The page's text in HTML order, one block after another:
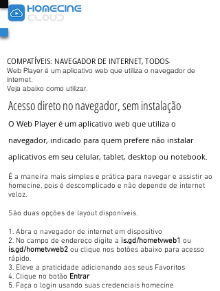
COMPATÍVEIS: NAVEGADOR DE INTERNET, TODOS-
Web Player é um aplicativo web que utiliza o navegador de
internet.
Veja abaixo como utilizar.
Acesso direto no navegador, sem instalação
O Web Player é um aplicativo web que utiliza o
navegador, indicado para quem prefere não instalar
aplicativos em seu celular, tablet, desktop ou notebook.
É a maneira mais simples e prática para navegar e assistir ao
homecine, pois é descomplicado e não depende de internet
veloz.
São duas opções de layout disponíveis.
1. Abra o navegador de internet em dispositivo
2. No campo de endereço digite a is.gd/hometvweb1 ou
is.gd/hometvweb2 ou clique nos botões abaixo para acesso
rápido.
3. Eleve a praticidade adicionando aos seus Favoritos
4. Clique no botão Entrar
5. Faça o login usando suas credenciais homecine